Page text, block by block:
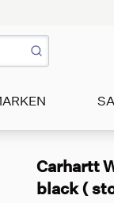
Carhartt
black (